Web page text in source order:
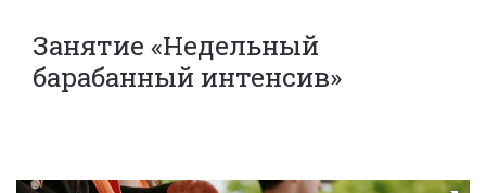
Занятие «Недельный
барабанный интенсив»